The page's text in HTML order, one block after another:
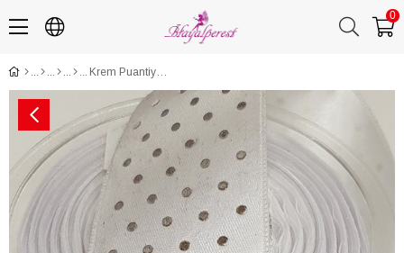
0
Krem Puantiyeli Baskı Saten Kurdele 4Cm